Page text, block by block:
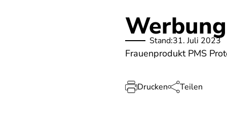
Stand:31. Juli 2023
Frauenprodukt PMS
Drucken Teilen